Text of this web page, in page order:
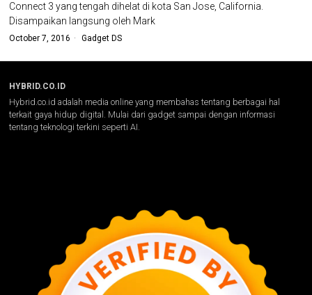
Connect 3 yang tengah dihelat di kota San Jose, California.
Disampaikan langsung oleh Mark
October 7, 2016 Gadget DS
HYBRID.CO.ID
Hybrid.co.id adalah media online yang membahas tentang berbagai hal
terkait gaya hidup digital. Mulai dari gadget sampai dengan informasi
tentang teknologi terkini seperti AI.